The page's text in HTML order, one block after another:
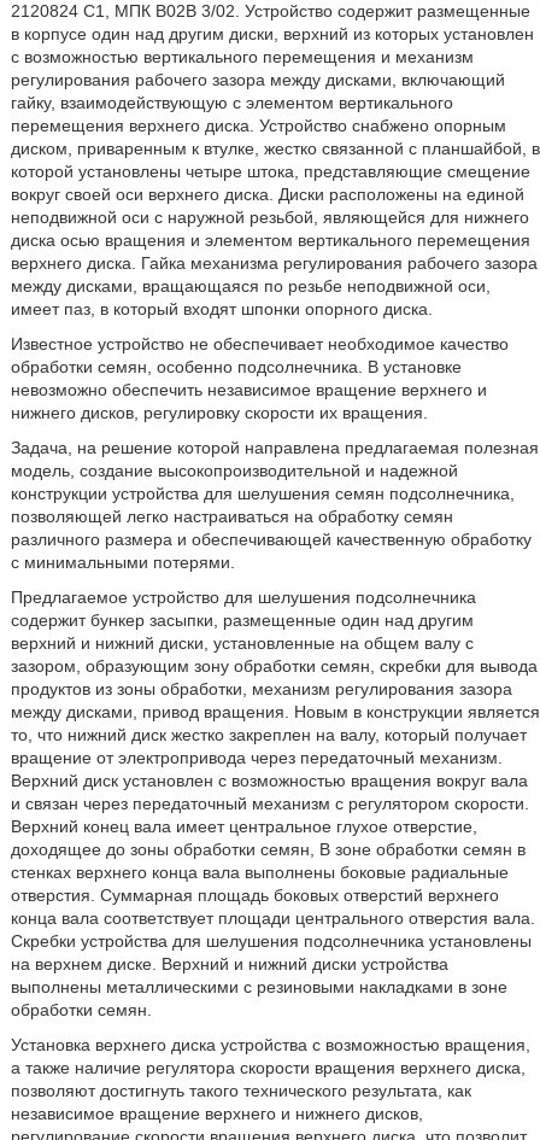
2120824 С1, МПК В02В 3/02. Устройство содержит размещенные
в корпусе один над другим диски, верхний из которых установлен
с возможностью вертикального перемещения и механизм
регулирования рабочего зазора между дисками, включающий
гайку, взаимодействующую с элементом вертикального
перемещения верхнего диска. Устройство снабжено опорным
диском, приваренным к втулке, жестко связанной с планшайбой, в
которой установлены четыре штока, представляющие смещение
вокруг своей оси верхнего диска. Диски расположены на единой
неподвижной оси с наружной резьбой, являющейся для нижнего
диска осью вращения и элементом вертикального перемещения
верхнего диска. Гайка механизма регулирования рабочего зазора
между дисками, вращающаяся по резьбе неподвижной оси,
имеет паз, в который входят шпонки опорного диска.
Известное устройство не обеспечивает необходимое качество
обработки семян, особенно подсолнечника. В установке
невозможно обеспечить независимое вращение верхнего и
нижнего дисков, регулировку скорости их вращения.
Задача, на решение которой направлена предлагаемая полезная
модель, создание высокопроизводительной и надежной
конструкции устройства для шелушения семян подсолнечника,
позволяющей легко настраиваться на обработку семян
различного размера и обеспечивающей качественную обработку
с минимальными потерями.
Предлагаемое устройство для шелушения подсолнечника
содержит бункер засыпки, размещенные один над другим
верхний и нижний диски, установленные на общем валу с
зазором, образующим зону обработки семян, скребки для вывода
продуктов из зоны обработки, механизм регулирования зазора
между дисками, привод вращения. Новым в конструкции является
то, что нижний диск жестко закреплен на валу, который получает
вращение от электропривода через передаточный механизм.
Верхний диск установлен с возможностью вращения вокруг вала
и связан через передаточный механизм с регулятором скорости.
Верхний конец вала имеет центральное глухое отверстие,
доходящее до зоны обработки семян, В зоне обработки семян в
стенках верхнего конца вала выполнены боковые радиальные
отверстия. Суммарная площадь боковых отверстий верхнего
конца вала соответствует площади центрального отверстия вала.
Скребки устройства для шелушения подсолнечника установлены
на верхнем диске. Верхний и нижний диски устройства
выполнены металлическими с резиновыми накладками в зоне
обработки семян.
Установка верхнего диска устройства с возможностью вращения,
а также наличие регулятора скорости вращения верхнего диска,
позволяют достигнуть такого технического результата, как
независимое вращение верхнего и нижнего дисков,